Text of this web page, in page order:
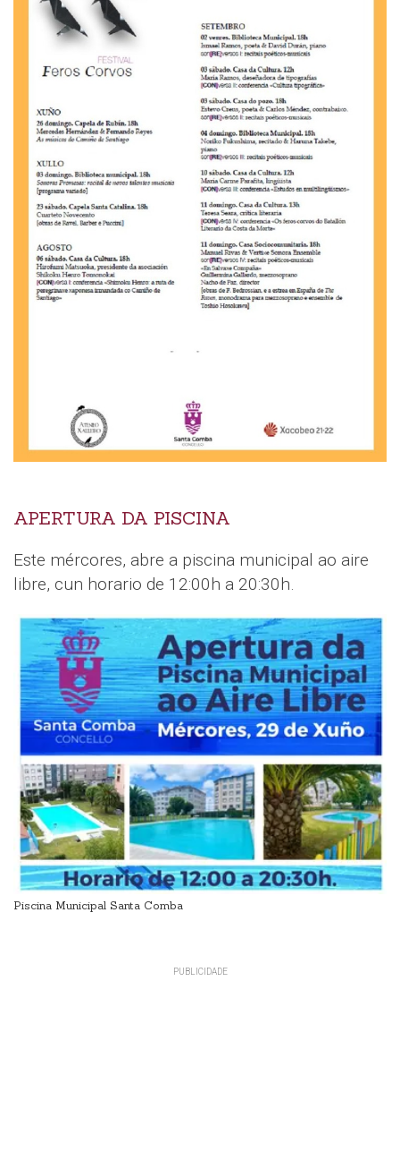
APERTURA DA PISCINA
Este mércores, abre a piscina municipal ao aire
libre, cun horario de 12:00h a 20:30h.
Piscina Municipal Santa Comba